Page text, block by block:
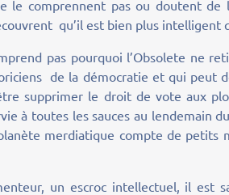
le comprennent pas ou doutent de
qu’il est bien plus intelligent
pas pourquoi l’Obsolete ne
de la démocratie et qui peut
supprimer le droit de vote aux
à toutes les sauces au lendemain
merdiatique compte de petits
un escroc intellectuel, il est